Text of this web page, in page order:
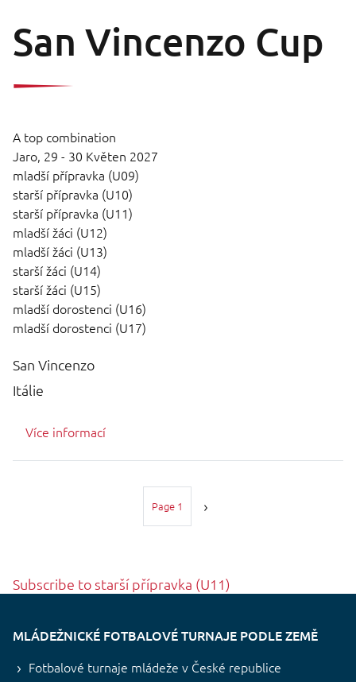
San Vincenzo Cup
A top combination
Jaro, 29 - 30 Květen 2027
mladší přípravka (U09)
starší přípravka (U10)
starší přípravka (U11)
mladší žáci (U12)
mladší žáci (U13)
starší žáci (U14)
starší žáci (U15)
mladší dorostenci (U16)
mladší dorostenci (U17)
San Vincenzo
Itálie
Více informací
Page 1
Subscribe to starší přípravka (U11)
MLÁDEŽNICKÉ FOTBALOVÉ TURNAJE PODLE ZEMĚ
Fotbalové turnaje mládeže v České republice